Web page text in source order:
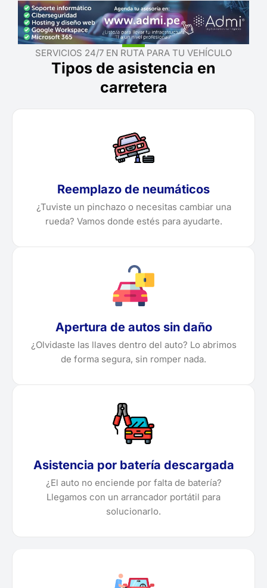
SERVICIOS 24/7 EN RUTA PARA TU VEHÍCULO
Tipos de asistencia en
carretera
Reemplazo de neumáticos
¿Tuviste un pinchazo o necesitas cambiar una
rueda? Vamos donde estés para ayudarte.
Apertura de autos sin daño
¿Olvidaste las llaves dentro del auto? Lo abrimos
de forma segura, sin romper nada.
Asistencia por batería descargada
¿El auto no enciende por falta de batería?
Llegamos con un arrancador portátil para
solucionarlo.